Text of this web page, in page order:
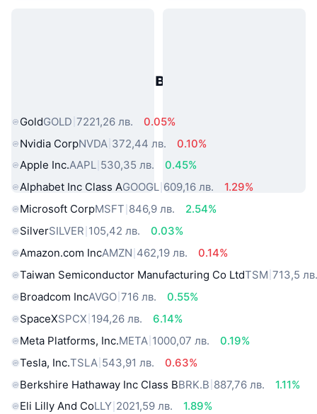
Популярни активи от реалния
GoldGOLD 7221,26 лв.
0.05%
Nvidia CorpNVDA 372,44 лв.
0.10%
Apple Inc.AAPL 530,35 лв.
0.45%
Alphabet Inc Class AGOOGL 609,16 лв.
1.29%
Microsoft CorpMSFT 846,9 лв.
2.54%
SilverSILVER 105,42 лв.
0.03%
Amazon.com IncAMZN 462,19 лв.
0.14%
Taiwan Semiconductor Manufacturing Co LtdTSM 713,5
Broadcom IncAVGO 716 лв.
0.55%
SpaceXSPCX 194,26 лв.
6.14%
Meta Platforms, Inc.META 1000,07 лв.
0.19%
Tesla, Inc.TSLA 543,91 лв.
0.63%
Berkshire Hathaway Inc Class BBRK.B 887,76 лв.
1.11%
Eli Lilly And CoLLY 2021,59 лв.
1.89%